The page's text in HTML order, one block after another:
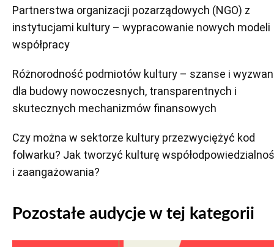
Partnerstwa organizacji pozarządowych (NGO) z
instytucjami kultury – wypracowanie nowych modeli
współpracy
Różnorodność podmiotów kultury – szanse i
dla budowy nowoczesnych, transparentnych i
skutecznych mechanizmów finansowych
Czy można w sektorze kultury przezwyciężyć kod
folwarku? Jak tworzyć kulturę
i zaangażowania?
Pozostałe audycje w tej kategorii